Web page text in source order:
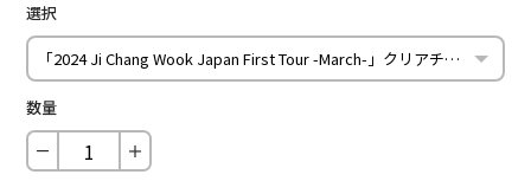
選択
数量
－ ＋